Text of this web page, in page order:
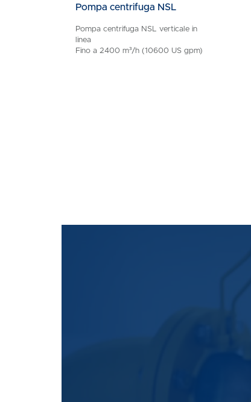
Pompa centrifuga NSL
Pompa centrifuga NSL verticale in
linea
Fino a 2400 m³/h (10600 US gpm)